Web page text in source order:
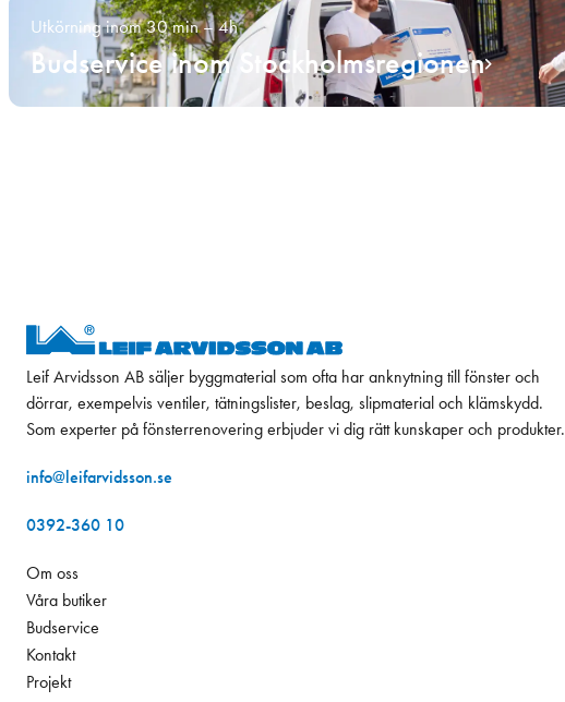
Utkörning inom 30 min – 4h
Budservice inom Stockholmsregionen
Leif Arvidsson AB säljer byggmaterial som ofta har anknytning till fönster och
dörrar, exempelvis ventiler, tätningslister, beslag, slipmaterial och klämskydd.
Som experter på fönsterrenovering erbjuder vi dig rätt kunskaper och produkter.
info@leifarvidsson.se
0392-360 10
Om oss
Våra butiker
Budservice
Kontakt
Projekt